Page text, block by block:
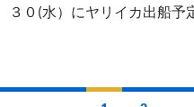
３０(水）にヤリイカ出船予